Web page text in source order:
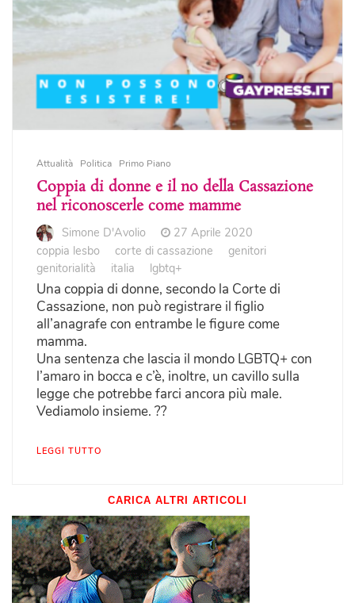
Attualità Politica Primo Piano
Coppia di donne e il no della Cassazione
nel riconoscerle come mamme
Simone D'Avolio
27 Aprile 2020
coppia lesbo
corte di cassazione
genitori
genitorialità
italia lgbtq+
Una coppia di donne, secondo la Corte di
Cassazione, non può registrare il figlio
all’anagrafe con entrambe le figure come
mamma.
Una sentenza che lascia il mondo LGBTQ+ con
l’amaro in bocca e c’è, inoltre, un cavillo sulla
legge che potrebbe farci ancora più male.
Vediamolo insieme. ??
LEGGI TUTTO
CARICA ALTRI ARTICOLI